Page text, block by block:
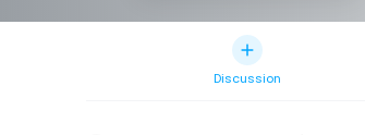
Discussion